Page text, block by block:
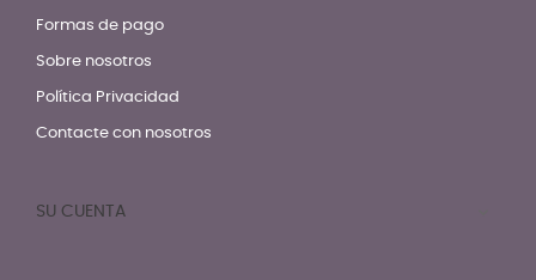
Formas de pago
Sobre nosotros
Política Privacidad
Contacte con nosotros
SU CUENTA